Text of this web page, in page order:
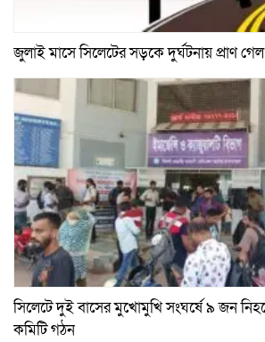
জুলাই মাসে সিলেটের সড়কে দুর্ঘটনায় প্রাণ
সিলেটে দুই বাসের মুখোমুখি সংঘর্ষে ৯ জন
কমিটি গঠন